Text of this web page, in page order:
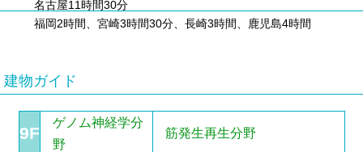
名古屋11時間30分
福岡2時間、宮崎3時間30分、長崎3時間、鹿児島4時間
建物ガイド
9F
ゲノム神経学分
野
筋発生再生分野